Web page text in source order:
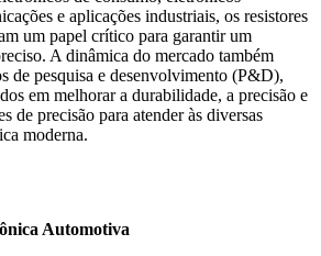
e aplicações industriais, os resistores
um papel crítico para garantir um
A dinâmica do mercado também
de pesquisa e desenvolvimento (P&D),
em melhorar a durabilidade, a precisão e
de precisão para atender às diversas
moderna.
Automotiva